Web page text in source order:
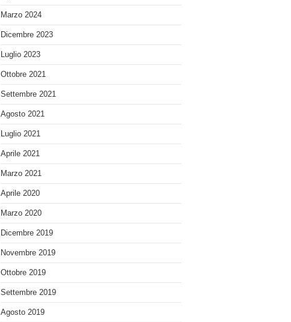
Marzo 2024
Dicembre 2023
Luglio 2023
Ottobre 2021
Settembre 2021
Agosto 2021
Luglio 2021
Aprile 2021
Marzo 2021
Aprile 2020
Marzo 2020
Dicembre 2019
Novembre 2019
Ottobre 2019
Settembre 2019
Agosto 2019